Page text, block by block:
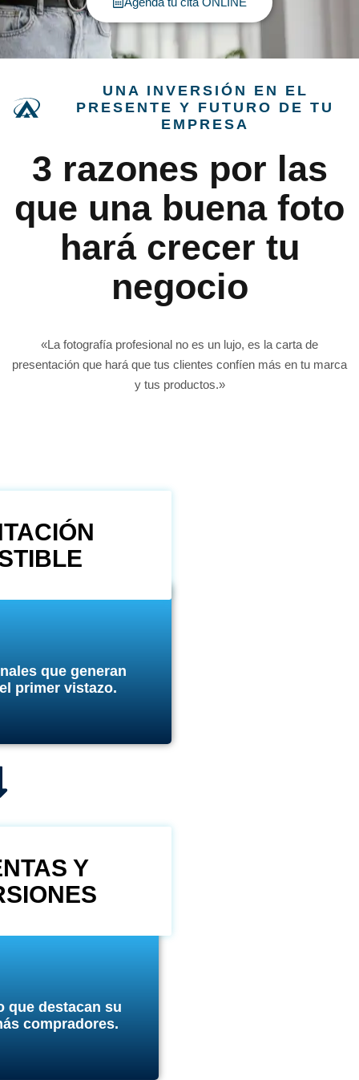
UNA INVERSIÓN EN EL
PRESENTE Y FUTURO DE TU
EMPRESA
3 razones por las
que una buena foto
hará crecer tu
negocio
«La fotografía profesional no es un lujo, es la carta de
presentación que hará que tus clientes confíen más en tu marca
y tus productos.»
que generan
primer vistazo.
Y
que destacan su
compradores.